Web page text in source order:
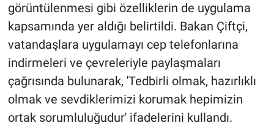
görüntülenmesi gibi özelliklerin de uygulama
kapsamında yer aldığı belirtildi. Bakan Çiftçi,
vatandaşlara uygulamayı cep telefonlarına
indirmeleri ve çevreleriyle paylaşmaları
çağrısında bulunarak, 'Tedbirli olmak, hazırlıklı
olmak ve sevdiklerimizi korumak hepimizin
ortak sorumluluğudur' ifadelerini kullandı.